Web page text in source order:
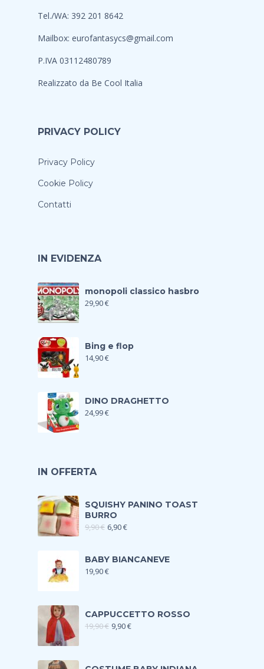
Tel./WA: 392 201 8642
Mailbox: eurofantasycs@gmail.com
P.IVA 03112480789
Realizzato da Be Cool Italia
PRIVACY POLICY
Privacy Policy
Cookie Policy
Contatti
IN EVIDENZA
monopoli classico hasbro
29,90€
Bing e flop
14,90€
DINO DRAGHETTO
24,99€
IN OFFERTA
SQUISHY PANINO TOAST
BURRO
9,90€ 6,90€
BABY BIANCANEVE
19,90€
CAPPUCCETTO ROSSO
19,90€ 9,90€